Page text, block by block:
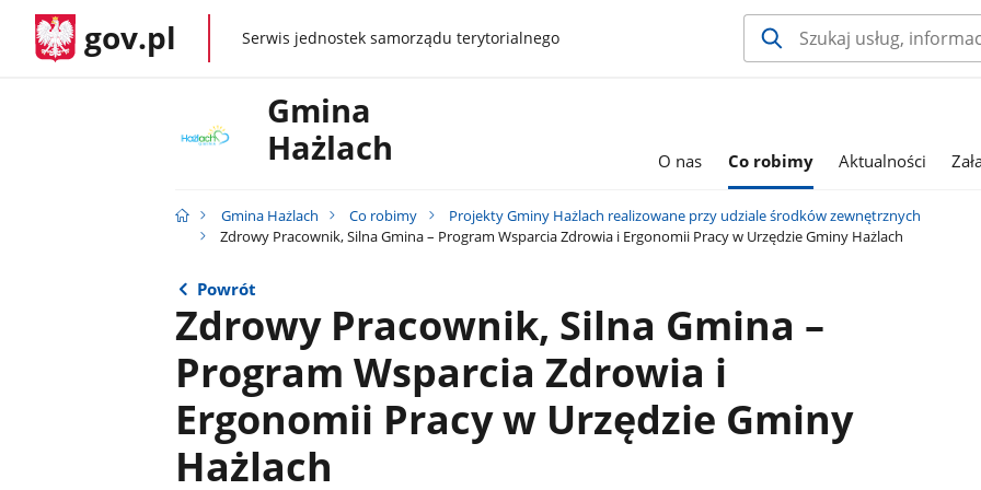
gov.pl gov.plSerwis jednostek samorządu terytorialnego
Gmina
Hażlach
O nas Co robimy Aktualności
Gmina Hażlach Co robimy
Projekty Gminy Hażlach realizowane przy udziale środków zewnętrznych
Zdrowy Pracownik, Silna Gmina – Program Wsparcia Zdrowia i Ergonomii Pracy w Urzędzie Gminy Hażlach
Powrót
Zdrowy Pracownik, Silna Gmina –
Program Wsparcia Zdrowia i
Ergonomii Pracy w Urzędzie Gminy
Hażlach